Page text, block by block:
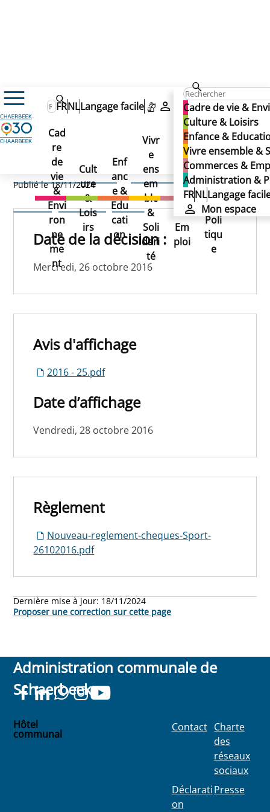
Cadre de vie &
Culture & Loisirs
Enfance &
Vivre ensemble &
Commerces &
Administration &
FRNLLangage
Mon espace
FRNLLangage facile
Mon espace
Cad
re
de
vie
&
Envi
ron
ne
me
nt
Cult
ure
&
Lois
irs
Enf
anc
e &
Edu
cati
on
Vivr
e
ens
em
ble
&
Soli
dari
té
Co
mm
erc
es
&
Em
ploi
Ad
min
istr
atio
n &
Poli
tiqu
e
Nouveau règlement chèques-Sport
Nouveau règlement
chèques-Sport
Nouveau règlement
chèques-Sport
Publié le 18/11/2024
Date de la décision :
Mercredi, 26 octobre 2016
Avis d'affichage
2016 - 25.pdf
Date d’affichage
Vendredi, 28 octobre 2016
Règlement
Nouveau-reglement-cheques-Sport-
26102016.pdf
Dernière mise à jour: 18/11/2024
Proposer une correction sur cette page
Administration communale de
Schaerbeek
Hôtel
communal
Contact
Déclarati
on
Charte
des
réseaux
sociaux
Presse